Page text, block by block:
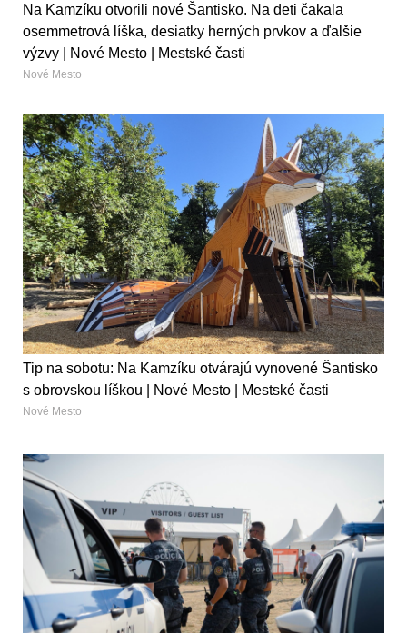
Na Kamzíku otvorili nové Šantisko. Na deti čakala
osemmetrová líška, desiatky herných prvkov a ďalšie
výzvy | Nové Mesto | Mestské časti
Nové Mesto
Tip na sobotu: Na Kamzíku otvárajú vynovené Šantisko
s obrovskou líškou | Nové Mesto | Mestské časti
Nové Mesto